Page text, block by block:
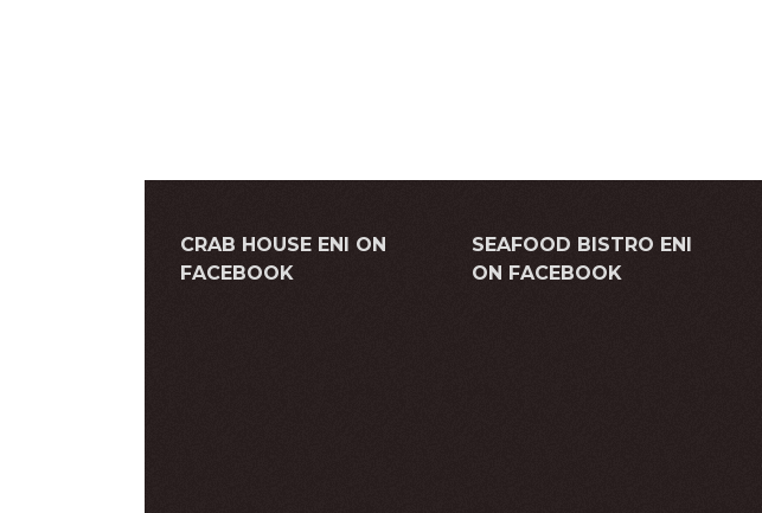
CRAB HOUSE ENI ON
FACEBOOK
SEAFOOD BISTRO ENI
ON FACEBOOK